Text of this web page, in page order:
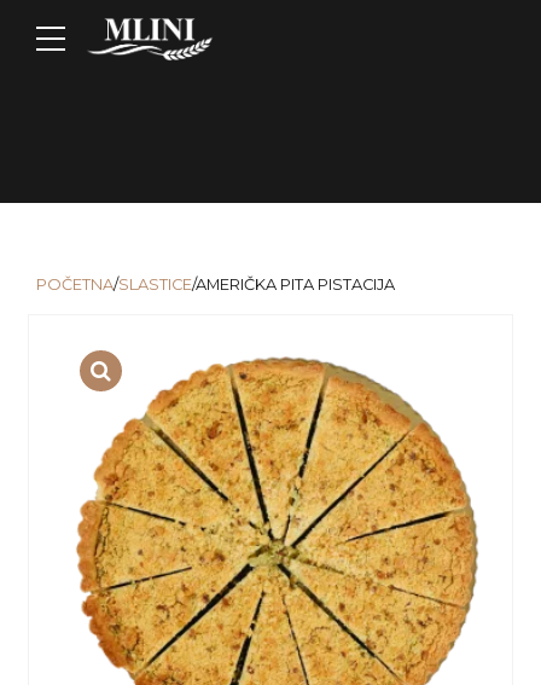
POČETNA/SLASTICE/AMERIČKA PITA PISTACIJA